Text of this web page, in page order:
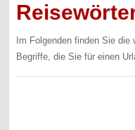
Im Folgenden finden Sie
Begriffe, die Sie für einen